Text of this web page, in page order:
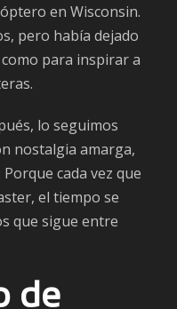
en Wisconsin.
pero había dejado
para inspirar a
lo seguimos
nostalgia amarga,
cada vez que
el tiempo se
que sigue entre
de